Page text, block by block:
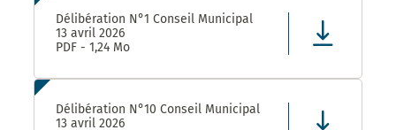
Délibération N°1 Conseil Municipal
13 avril 2026
PDF - 1,24 Mo
Délibération N°10 Conseil Municipal
13 avril 2026